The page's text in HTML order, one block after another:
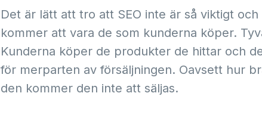
Det är lätt att tro att SEO inte är så viktigt
kommer att vara de som kunderna köper.
Kunderna köper de produkter de hittar och
för merparten av försäljningen. Oavsett hur
den kommer den inte att säljas.